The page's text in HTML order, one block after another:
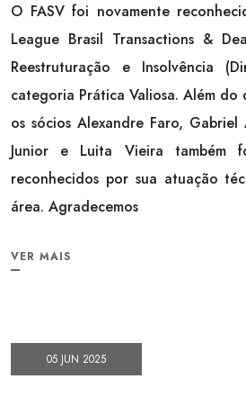
O FASV foi novamente
League Brasil Transactions &
Reestruturação e Insolvência
categoria Prática Valiosa. Além
os sócios Alexandre Faro,
Junior e Luita Vieira também
reconhecidos por sua atuação
área. Agradecemos
VER MAIS
05 JUN 2025